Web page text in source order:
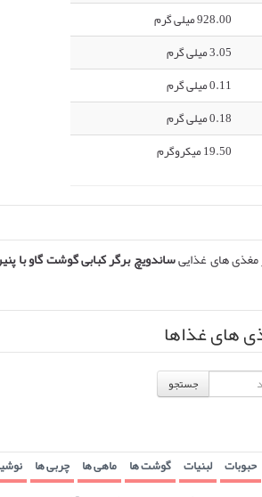
928.00 میلی گرم
3.05 میلی گرم
0.11 میلی گرم
0.18 میلی گرم
19.50 میکروگرم
مغذی های غذاییساندویچ برگر کبابی گوشت گاو با
های غذاها
جستجو
حبوبات لبنیات گوشت ها ماهی ها چربی ها